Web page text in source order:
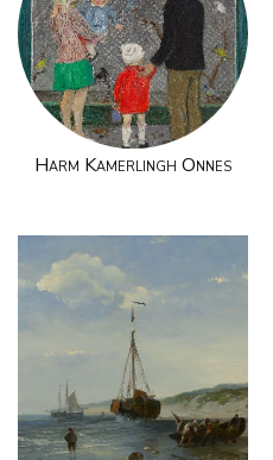
Harm Kamerlingh Onnes